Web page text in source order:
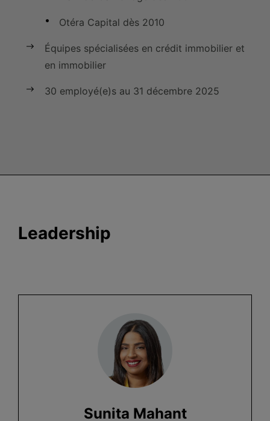
Otéra Capital dès 2010
Équipes spécialisées en crédit immobilier et
en immobilier
30 employé(e)s au 31 décembre 2025
Leadership
Sunita Mahant